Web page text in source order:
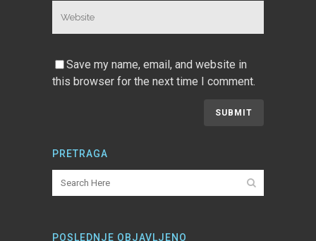
Save my name, email, and website in
this browser for the next time I comment.
PRETRAGA
POSLEDNJE OBJAVLJENO